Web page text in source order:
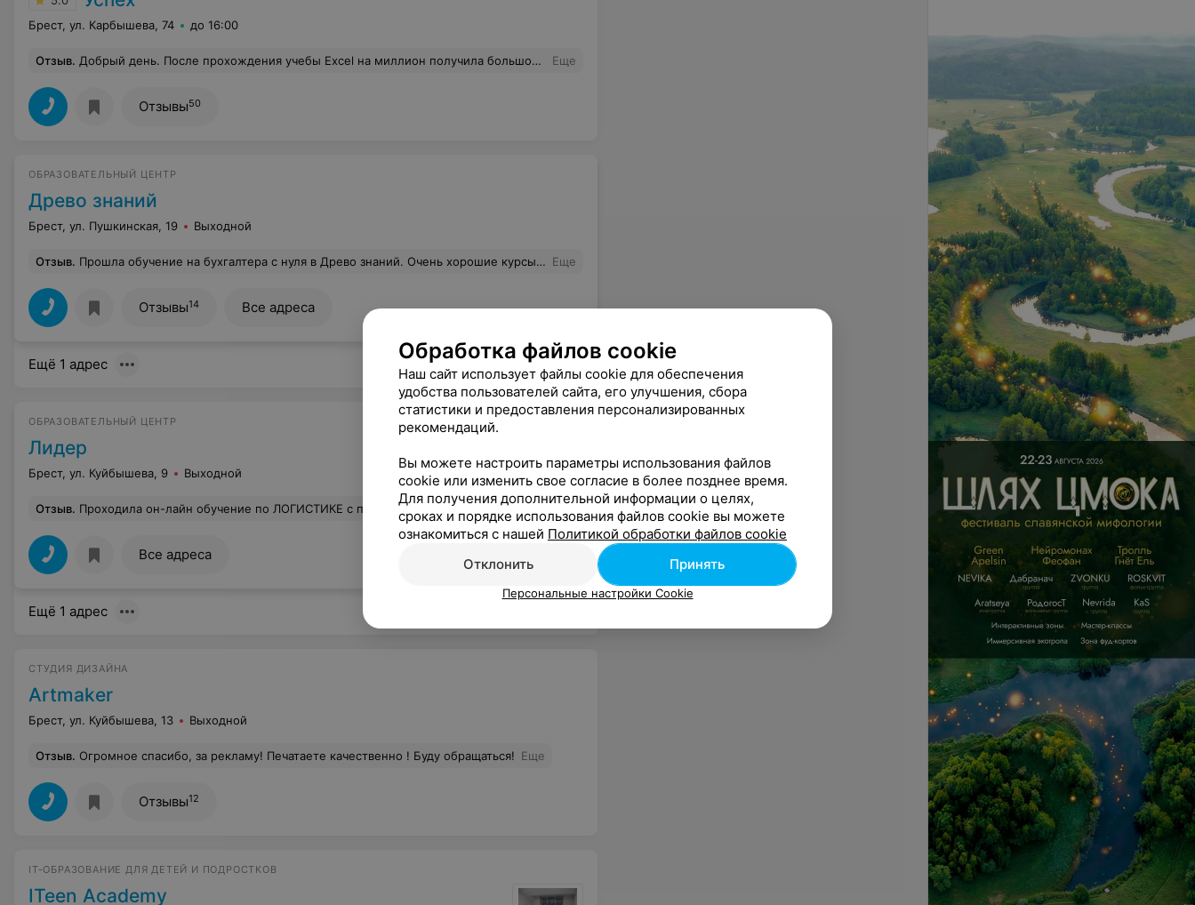
Брест, ул. Карбышева, 74 до 16:00
Отзыв. Добрый день. После прохождения учебы Excel на миллион получила большое количество полезной информации, которое очень помогло в работе. Спасибо большое за курс. Еще
Отзывы50
ОБРАЗОВАТЕЛЬНЫЙ ЦЕНТР
Древо знаний
Брест, ул. Пушкинская, 19 Выходной
Отзыв. Прошла обучение на бухгалтера с нуля в Древо знаний. Очень хорошие курсы, познавательные! Получила массу знаний и навыков. Очень хороший преподаватель Ирина Владимировна. Доступно все объясняет. Рекомендую! Еще
Отзывы14 Все адреса
Ещё 1 адрес
ОБРАЗОВАТЕЛЬНЫЙ ЦЕНТР
Лидер
Брест, ул. Куйбышева, 9 Выходной
Отзыв. Проходила он-лайн обучение по ЛОГИСТИКЕ с преподавателем Полуян Светлана. Очень понравилось. Грамотный специалист, приятный человек, информацию доносит максимально доступно. Благодарю! Еще
Все адреса
Ещё 1 адрес
СТУДИЯ ДИЗАЙНА
Artmaker
Брест, ул. Куйбышева, 13 Выходной
Отзыв. Огромное спасибо, за рекламу! Печатаете качественно ! Буду обращаться! Еще
Отзывы12
IT-ОБРАЗОВАНИЕ ДЛЯ ДЕТЕЙ И ПОДРОСТКОВ
ITeen Academy
Обработка файлов cookie
Наш сайт использует файлы cookie для обеспечения
удобства пользователей сайта, его улучшения, сбора
статистики и предоставления персонализированных
рекомендаций.
Вы можете настроить параметры использования файлов
cookie или изменить свое согласие в более позднее время.
Для получения дополнительной информации о целях,
сроках и порядке использования файлов cookie вы можете
ознакомиться с нашей Политикой обработки файлов cookie
Отклонить
Принять
Персональные настройки Cookie